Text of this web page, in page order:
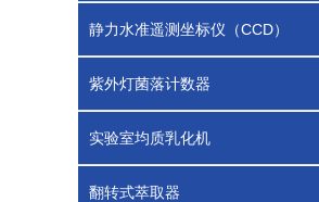
静力水准遥测坐标仪（CCD）
紫外灯菌落计数器
实验室均质乳化机
翻转式萃取器